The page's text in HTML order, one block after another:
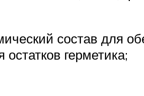
состав для
герметика;